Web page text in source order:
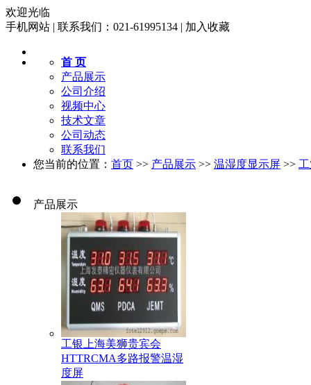
欢迎光临
手机网站 | 联系我们：021-61995134 | 加入收藏
首 页
产品展示
公司介绍
视频中心
技术文章
公司动态
联系我们
您当前的位置： 首页 >> 产品展示 >> 温湿度显示屏 >>
产品展示
工银上海美狮贵宾会
HTTRCMA多路报警温湿
度屏